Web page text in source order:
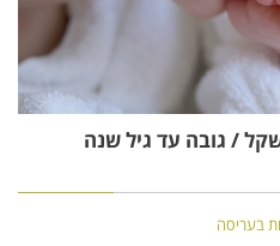
/ גובה עד גיל שנה